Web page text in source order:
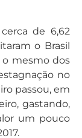
de 6,62
o Brasil
mesmo dos
no
passou, em
gastando,
um pouco